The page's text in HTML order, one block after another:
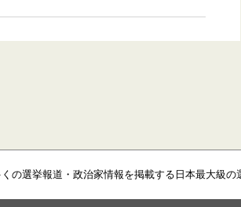
の選挙報道・政治家情報を掲載する日本最大級